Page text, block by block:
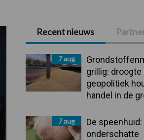
Primaire
Sidebar
Recent nieuws
7 aug
grillig: droogte
geopolitiek
handel in de
7 aug
De
onderschatte